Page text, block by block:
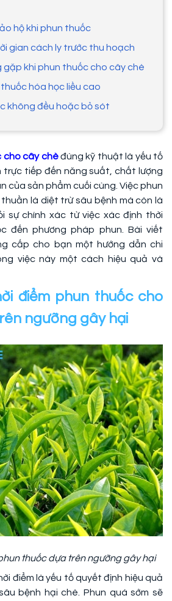
hộ khi phun thuốc
gian cách ly trước thu hoạch
gặp khi phun thuốc cho cây chè
thuốc hóa học liều cao
không đều hoặc bỏ sót
cho cây chèđúng kỹ thuật là yếu tố
trực tiếp đến năng suất, chất lượng
của sản phẩm cuối cùng. Việc phun
là diệt trừ sâu bệnh mà còn là
sự chính xác từ việc xác định thời
đến phương pháp phun. Bài viết
cấp cho bạn một hướng dẫn chi
việc này một cách hiệu quả và
điểm phun thuốc cho
ngưỡng gây hại
thuốc dựa trên ngưỡng gây hại
điểm là yếu tố quyết định hiệu quả
bệnh hại chè. Phun quá sớm sẽ